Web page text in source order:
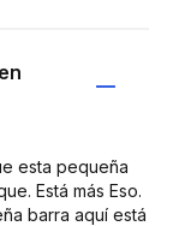
esta pequeña
Está más Eso.
barra aquí está